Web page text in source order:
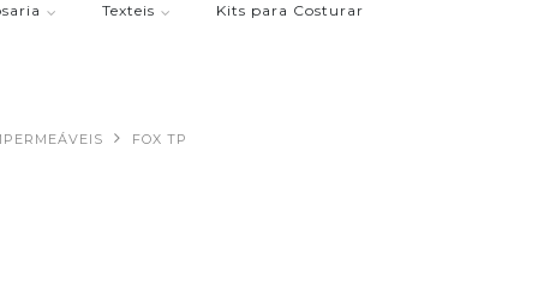
Texteis Kits para Costurar
FOX TP